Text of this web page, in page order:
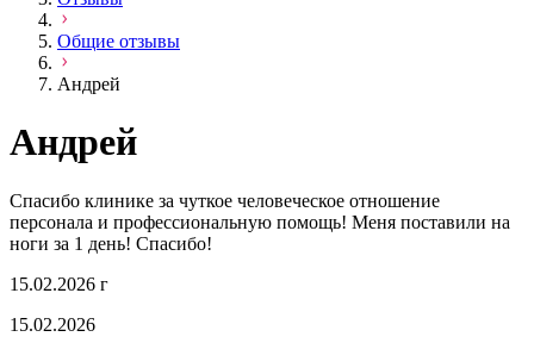
Общие отзывы
Андрей
Андрей
Спасибо клинике за чуткое человеческое отношение
персонала и профессиональную помощь! Меня поставили на
ноги за 1 день! Спасибо!
15.02.2026 г
15.02.2026